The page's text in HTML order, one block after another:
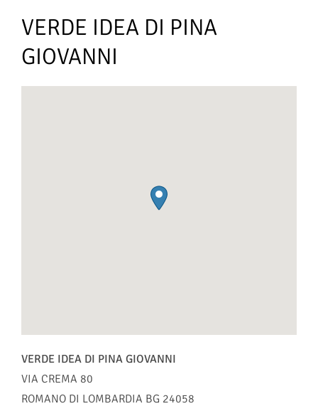
VERDE IDEA DI PINA
GIOVANNI
VERDE IDEA DI PINA GIOVANNI
VIA CREMA 80
ROMANO DI LOMBARDIA BG 24058